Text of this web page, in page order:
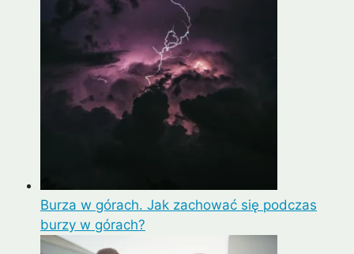
Burza w górach. Jak zachować się podczas
burzy w górach?